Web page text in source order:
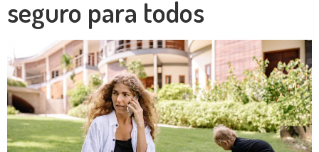
seguro para todos